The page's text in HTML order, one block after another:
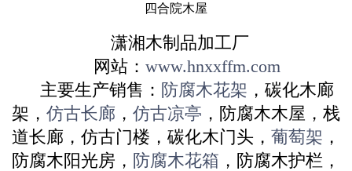
四合院木屋
潇湘木制品加工厂
网站： www.hnxxffm.com
主要生产销售： 防腐木花架 ，碳化木廊
架， 仿古长廊 ， 仿古凉亭 ，防腐木木屋，栈
道长廊，仿古门楼，碳化木门头， 葡萄架 ，
防腐木阳光房， 防腐木花箱 ，防腐木护栏，